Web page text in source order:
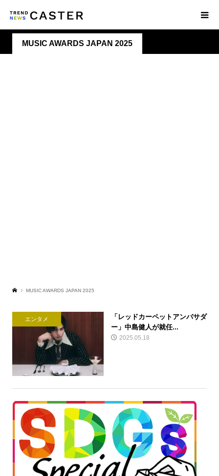
MUSIC AWARDS JAPAN 2025
MUSIC AWARDS JAPAN 2025
エンタメ
「レッドカーペットアンバサダ
ー」中島健人が就任...
2025.05.18